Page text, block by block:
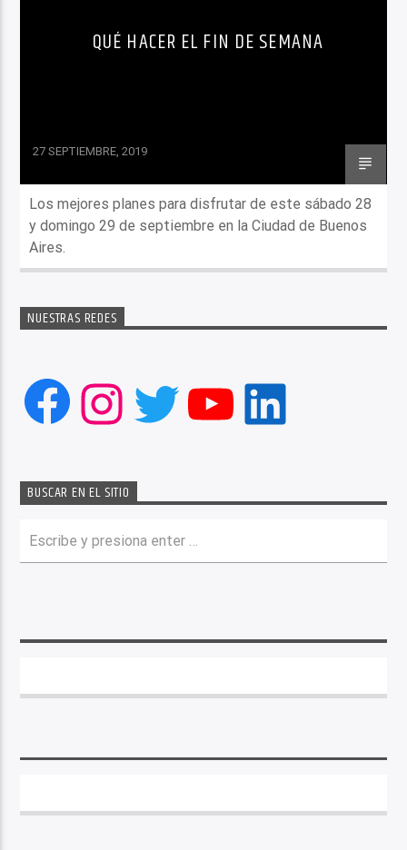
QUÉ HACER EL FIN DE SEMANA
27 SEPTIEMBRE, 2019
Los mejores planes para disfrutar de este sábado 28
y domingo 29 de septiembre en la Ciudad de Buenos
Aires.
NUESTRAS REDES
Facebook
Instagram
Twitter
YouTube
LinkedIn
BUSCAR EN EL SITIO